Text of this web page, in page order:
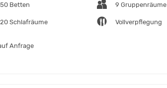
50 Betten 9 Gruppenräume
20 Schlafräume Vollverpflegung
Anfrage